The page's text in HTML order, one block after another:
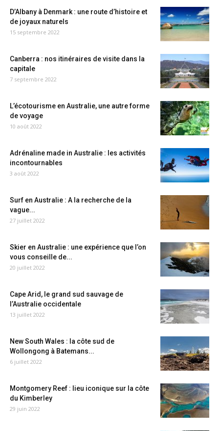
D’Albany à Denmark : une route d’histoire et
de joyaux naturels
15 septembre 2022
Canberra : nos itinéraires de visite dans la
capitale
7 septembre 2022
L’écotourisme en Australie, une autre forme
de voyage
10 août 2022
Adrénaline made in Australie : les activités
incontournables
3 août 2022
Surf en Australie : A la recherche de la
vague...
27 juillet 2022
Skier en Australie : une expérience que l’on
vous conseille de...
20 juillet 2022
Cape Arid, le grand sud sauvage de
l’Australie occidentale
13 juillet 2022
New South Wales : la côte sud de
Wollongong à Batemans...
6 juillet 2022
Montgomery Reef : lieu iconique sur la côte
du Kimberley
29 juin 2022